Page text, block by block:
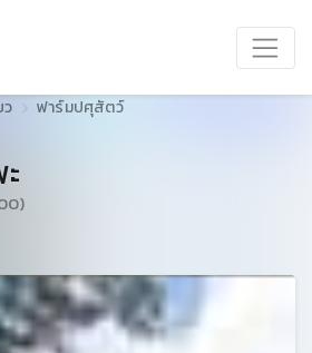
ฟาร์มปศุสัตว์